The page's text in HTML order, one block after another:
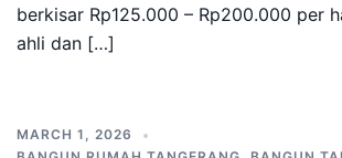
berkisar Rp125.000 – Rp200.000 per
ahli dan […]
MARCH 1, 2026